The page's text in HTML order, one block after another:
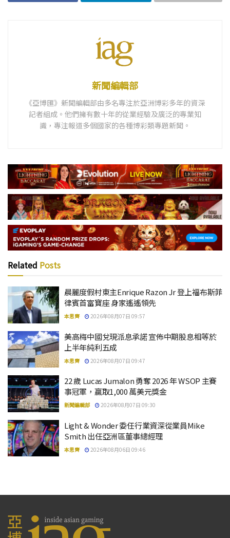
新聞編輯部
《亞博匯》新聞編輯部由多名專注於亞洲博彩多年的資深
記者組成。他們擁有數十年的從業經驗及廣泛的專業知
識，專注報道多個國家的各種博彩類專題新聞。
Related Posts
晨麗度假村東主Enrique Razon Jr 登上福布斯菲
律賓首富寶座 身家遙遙領先
本思齊 2026年08月07日 09:57
美高梅中國兌現派息承諾 宣佈中期股息相等於
上半年純利五成
本思齊 2026年08月07日 09:47
22 歲 Lucas Jumalon 勇奪 2026 年 WSOP 主賽
事冠軍，贏取1,000 萬美元獎金
新聞編輯部 2026年08月07日 09:30
Light & Wonder 委任行業資深從業員Mike
Smith 出任亞洲區董事總經理
本思齊 2026年08月06日 09:46